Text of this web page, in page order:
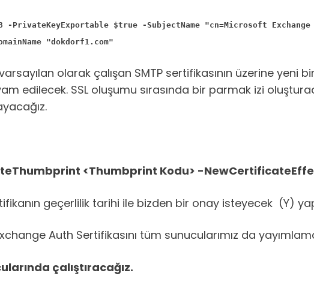
-PrivateKeyExportable $true -SubjectName "cn=Microsoft
"dokdorf1.com"
olarak çalışan SMTP sertifikasının üzerine yeni
edilecek. SSL oluşumu sırasında bir parmak izi
<Thumbprint Kodu> -
geçerlilik tarihi ile bizden bir onay isteyecek (Y)
Auth Sertifikasını tüm sunucularımız da
çalıştıracağız.